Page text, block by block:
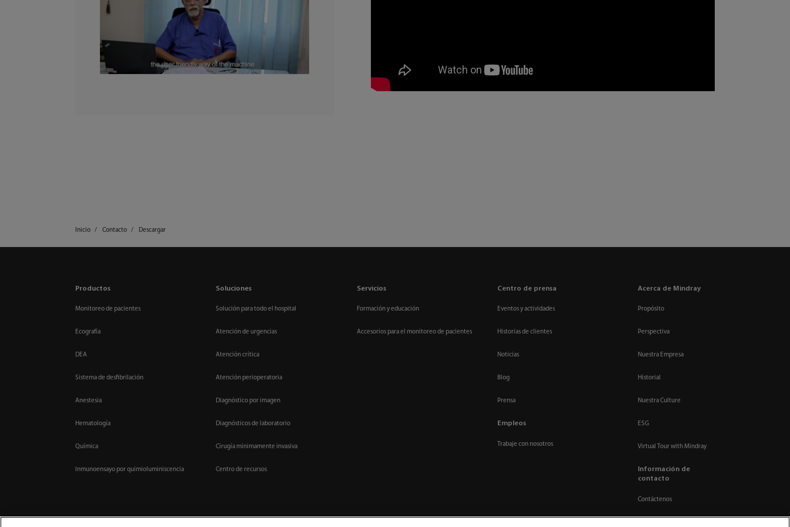
Inicio Contacto Descargar
Productos
Monitoreo de pacientes
Ecografía
DEA
Sistema de desfibrilación
Anestesia
Hematología
Química
Inmunoensayo por quimioluminiscencia
Soluciones
Solución para todo el hospital
Atención de urgencias
Atención crítica
Atención perioperatoria
Diagnóstico por imagen
Diagnósticos de laboratorio
Cirugía mínimamente invasiva
Centro de recursos
Servicios
Formación y educación
Accesorios para el monitoreo de pacientes
Centro de prensa
Eventos y actividades
Historias de clientes
Noticias
Blog
Prensa
Empleos
Trabaje con nosotros
Acerca de Mindray
Propósito
Perspectiva
Nuestra Empresa
Historial
Nuestra Culture
ESG
Virtual Tour with Mindray
Información de
contacto
Contáctenos